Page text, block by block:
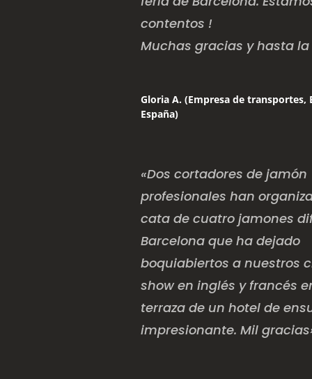
contentos !
Muchas gracias y hasta
Gloria A. (Empresa de transportes,
España)
«Dos cortadores de jamón
profesionales han
cata de cuatro jamones
Barcelona que ha dejado
boquiabiertos a nuestros
show en inglés y francés
terraza de un hotel de
impresionante. Mil